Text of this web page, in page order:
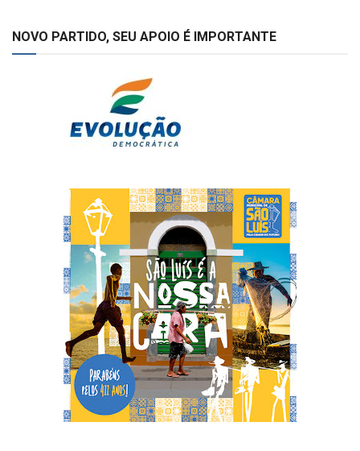
NOVO PARTIDO, SEU APOIO É IMPORTANTE